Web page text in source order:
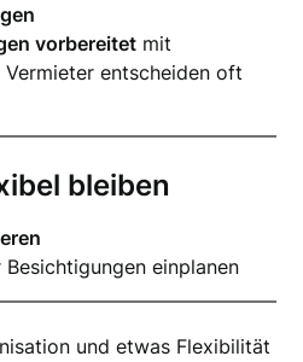
vorbereitet mit
entscheiden oft
bleiben
einplanen
und etwas Flexibilität